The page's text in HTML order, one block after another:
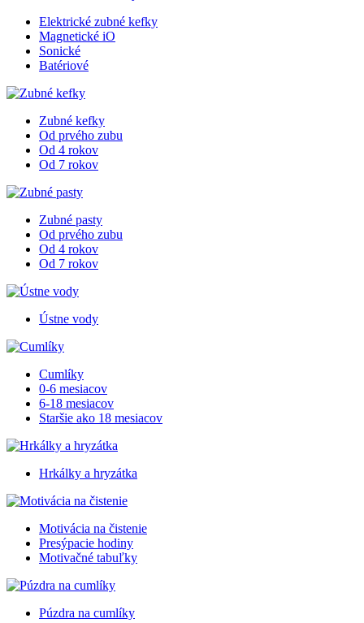
Elektrické zubné kefky
Magnetické iO
Sonické
Batériové
Zubné kefky
Od prvého zubu
Od 4 rokov
Od 7 rokov
Zubné pasty
Od prvého zubu
Od 4 rokov
Od 7 rokov
Ústne vody
Cumlíky
0-6 mesiacov
6-18 mesiacov
Staršie ako 18 mesiacov
Hrkálky a hryzátka
Motivácia na čistenie
Presýpacie hodiny
Motivačné tabuľky
Púzdra na cumlíky